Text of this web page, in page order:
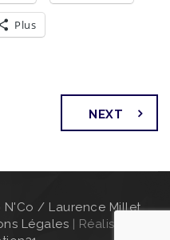
Plus
NEXT
N'Co / Laurence Millet.
Légales | Réalisation :